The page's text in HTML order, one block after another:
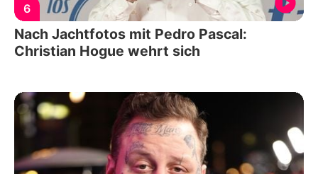
6
Nach Jachtfotos mit Pedro Pascal:
Christian Hogue wehrt sich